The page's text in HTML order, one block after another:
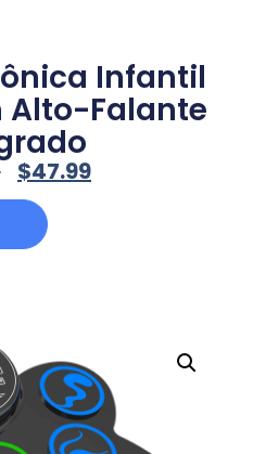
Infantil
Alto-Falante
$47.99